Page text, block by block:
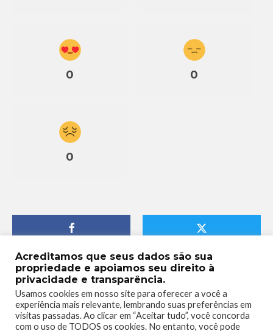
0 0
0
Acreditamos que seus dados são sua
propriedade e apoiamos seu direito à
privacidade e transparência.
Usamos cookies em nosso site para oferecer a você a
experiência mais relevante, lembrando suas preferências em
visitas passadas. Ao clicar em “Aceitar tudo”, você concorda
com o uso de TODOS os cookies. No entanto, você pode